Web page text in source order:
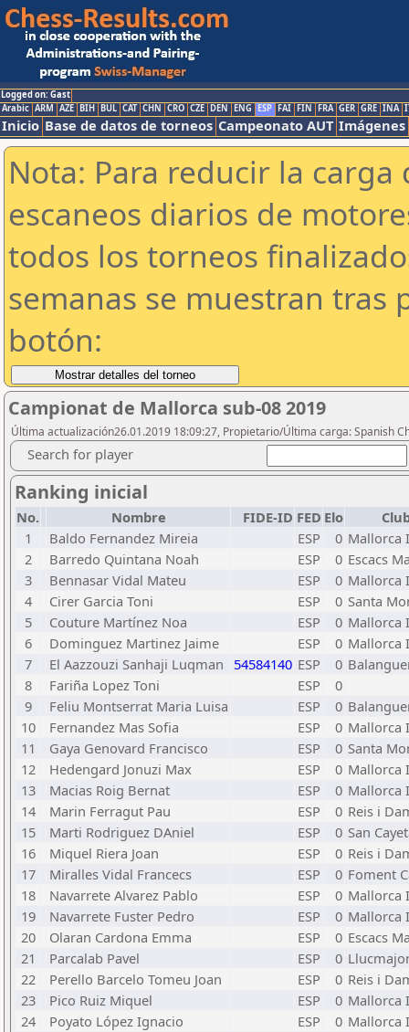
Logged on: Gast
Arabic ARM AZE BIH BUL CAT CHN CRO CZE DEN ENG ESP FAI FIN FRA GER GRE INA
Inicio Base de datos de torneos Campeonato AUT Imágenes
Nota: Para reducir la
escaneos diarios de
todos los torneos
semanas se muestran tras
botón:
Campionat de Mallorca sub-08 2019
Última actualización26.01.2019 18:09:27, Propietario/Última carga: Spanish
Search for player
Ranking inicial
No. Nombre FIDE-ID FED Elo
1
Baldo Fernandez Mireia ESP 0 Mallorca
2
Barredo Quintana Noah ESP 0 Escacs
3
Bennasar Vidal Mateu ESP 0 Mallorca
4
Cirer Garcia Toni ESP 0 Santa
5
Couture Martínez Noa ESP 0 Mallorca
6
Dominguez Martinez Jaime ESP 0 Mallorca
7
El Aazzouzi Sanhaji Luqman 54584140 ESP 0
8
Fariña Lopez Toni ESP
0
9
Feliu Montserrat Maria Luisa ESP 0
10
Fernandez Mas Sofia ESP 0 Mallorca
11
Gaya Genovard Francisco ESP 0 Santa
12
Hedengard Jonuzi Max ESP 0 Mallorca
13
Macias Roig Bernat ESP 0 Mallorca
14
Marin Ferragut Pau ESP 0 Reis i
15
Marti Rodriguez DAniel ESP 0 San
16
Miquel Riera Joan ESP 0 Reis i
17
Miralles Vidal Francecs ESP 0 Foment
18
Navarrete Alvarez Pablo ESP 0 Mallorca
19
Navarrete Fuster Pedro ESP 0 Mallorca
20
Olaran Cardona Emma ESP 0 Escacs
21
Parcalab Pavel ESP 0
22
Perello Barcelo Tomeu Joan ESP 0 Reis i
23
Pico Ruiz Miquel ESP 0 Mallorca
24
Poyato López Ignacio ESP 0 Mallorca